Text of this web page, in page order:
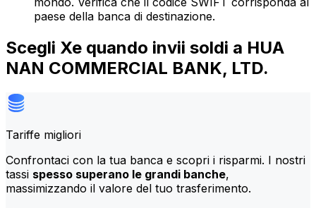
paese della banca di destinazione.
Scegli Xe quando invii soldi a HUA
NAN COMMERCIAL BANK, LTD.
Tariffe migliori
Confrontaci con la tua banca e scopri i risparmi. I nostri
tassi spesso superano le grandi banche,
massimizzando il valore del tuo trasferimento.